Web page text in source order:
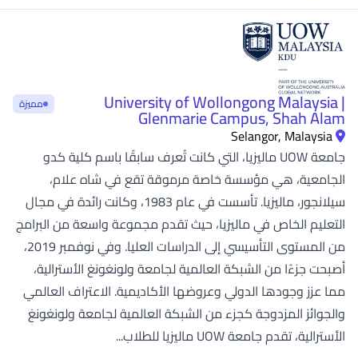
University of Wollongong Malaysia |
Glenmarie Campus, Shah Alam مميزة
Selangor, Malaysia
جامعة UOW ماليزيا، التي كانت تُعرف سابقًا باسم كلية كدو
الجامعية، هي مؤسسة خاصة مرموقة تقع في شاه علام،
سيلانجور، ماليزيا. تأسست في عام 1983، وكانت رائدة في مجال
التعليم الخاص في ماليزيا، حيث تقدم مجموعة واسعة من البرامج
من المستوى التأسيسي إلى الدراسات العليا. وفي نوفمبر 2019،
أصبحت جزءًا من الشبكة العالمية لجامعة ولونغونغ الأسترالية،
مما عزز وجودها الدولي وعروضها الأكاديمية. الاعتراف العالمي
والجوائز المزدوجة كجزء من الشبكة العالمية لجامعة ولونغونغ
الأسترالية، تقدم جامعة UOW ماليزيا للطلاب...